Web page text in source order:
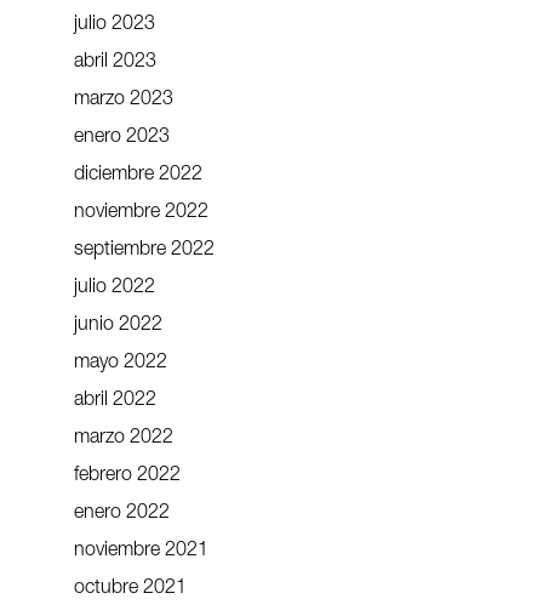
julio 2023
abril 2023
marzo 2023
enero 2023
diciembre 2022
noviembre 2022
septiembre 2022
julio 2022
junio 2022
mayo 2022
abril 2022
marzo 2022
febrero 2022
enero 2022
noviembre 2021
octubre 2021